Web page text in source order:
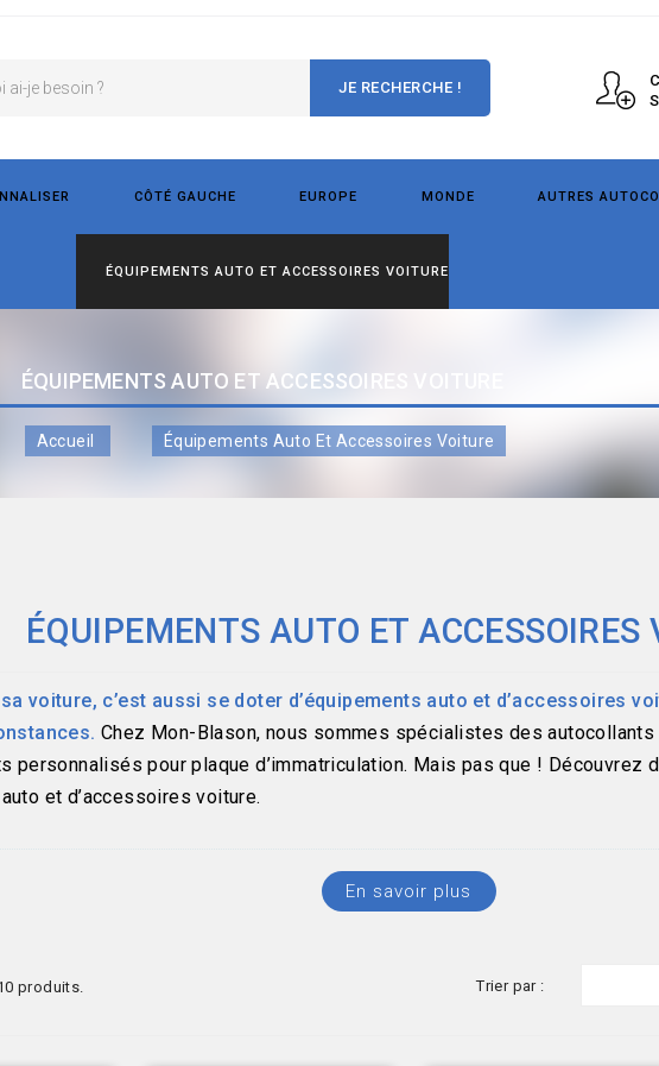
JE RECHERCHE !
CÔTÉ GAUCHE EUROPE MONDE AUTRES
ÉQUIPEMENTS AUTO ET ACCESSOIRES VOITURE
ÉQUIPEMENTS AUTO ET ACCESSOIRES VOITURE
Accueil Équipements Auto Et Accessoires Voiture
ÉQUIPEMENTS AUTO ET ACCESSOIRES
voiture, c’est aussi se doter d’équipements auto et d’accessoires
Chez Mon-Blason, nous sommes spécialistes des autocollants
personnalisés pour plaque d’immatriculation. Mais pas que ! Découvrez
et d’accessoires voiture.
En savoir plus
produits. Trier par :